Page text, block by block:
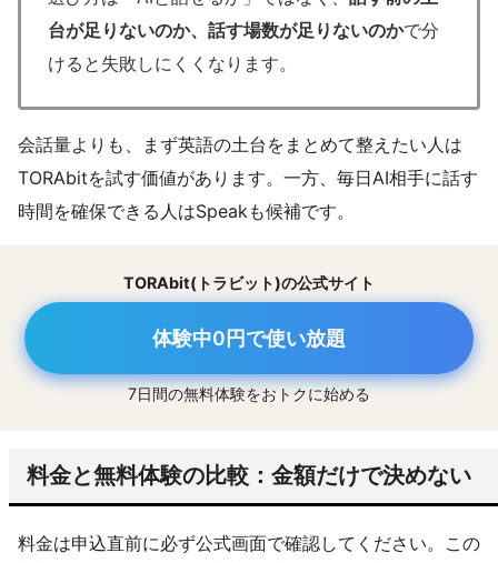
台が足りないのか、話す場数が足りないのかで分
けると失敗しにくくなります。
会話量よりも、まず英語の土台をまとめて整えたい人は
TORAbitを試す価値があります。一方、毎日AI相手に話す
時間を確保できる人はSpeakも候補です。
TORAbit(トラビット)の公式サイト
体験中0円で使い放題
7日間の無料体験をおトクに始める
料金と無料体験の比較：金額だけで決めない
料金は申込直前に必ず公式画面で確認してください。この